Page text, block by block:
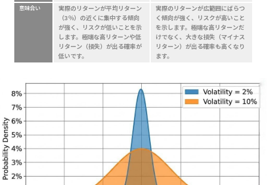
意味合い
実際のリターンが平均リターン
（3％）の近くに集中する傾向
が強く、リスクが低いことを示
します。極端な高リターンや低
リターン（損失）が出る確率が
低いです。
実際のリターンが広範囲にばらつ
く傾向が強く、リスクが高いこと
を示します。極端な高リターンだ
けでなく、大きな損失（マイナス
リターン）が出る確率も高くなり
ます。